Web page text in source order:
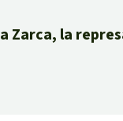
Zarca, la